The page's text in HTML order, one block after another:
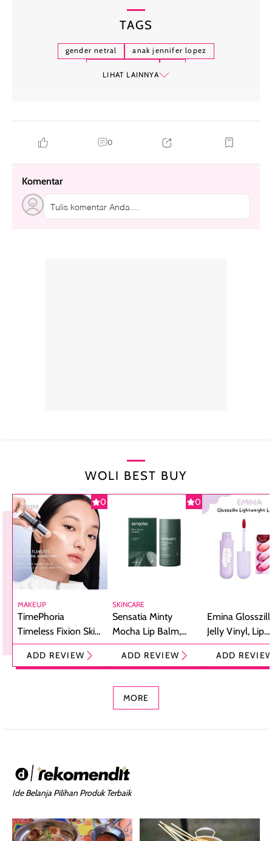
TAGS
gender netral
anak jennifer lopez
LIHAT LAINNYA
0
Komentar
Tulis komentar Anda....
WOLI BEST BUY
0
MAKEUP
TimePhoria
Timeless Fixion Skin
Tint Stick,
Foundation dan
ADD REVIEW
0
SKINCARE
Sensatia Minty
Mocha Lip Balm,
Pelembap Bibir
dengan Aroma
ADD REVIEW
Emina
Jelly Vinyl, Lip
Cream Glossy
Ringan
ADD
MORE
Ide Belanja Pilihan Produk Terbaik